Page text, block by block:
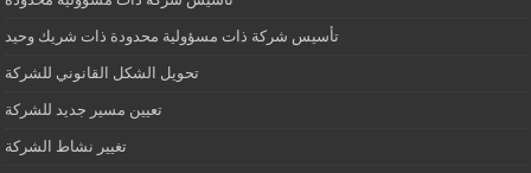
تأسيس شركة ذات مسؤولية محدودة ذات شريك وحيد
تحويل الشكل القانوني للشركة
تعيين مسير جديد للشركة
تغيير نشاط الشركة